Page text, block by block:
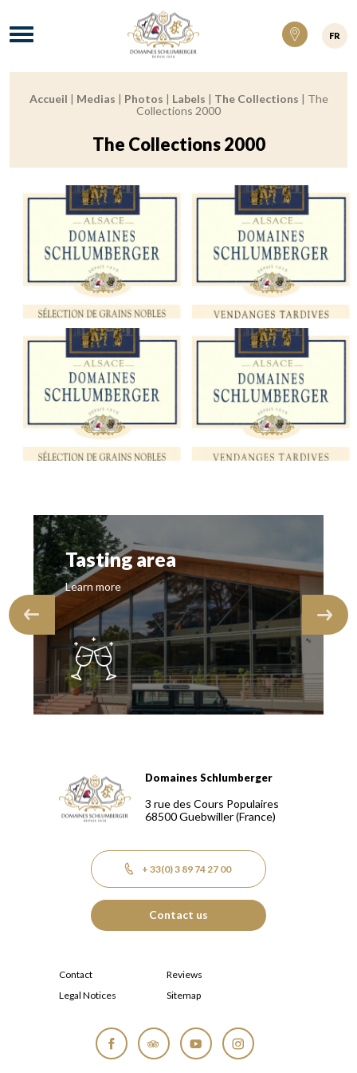
Domaines Schlumberger Vignerons 100%
Menu
FR
Breadcrumb:
Accueil | Medias | Photos | Labels | The Collections | The
Collections 2000
The Collections 2000
Tasting area
Learn more
Domaines Schlumberger Vignerons 100% récoltants
Domaines Schlumberger
3 rue des Cours Populaires
68500Guebwiller(France)
+ 33(0) 3 89 74 27 00
Contact us
Contact
Reviews
Legal Notices
Sitemap